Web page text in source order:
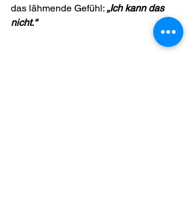
das lähmende Gefühl: „Ich kann das
nicht.“